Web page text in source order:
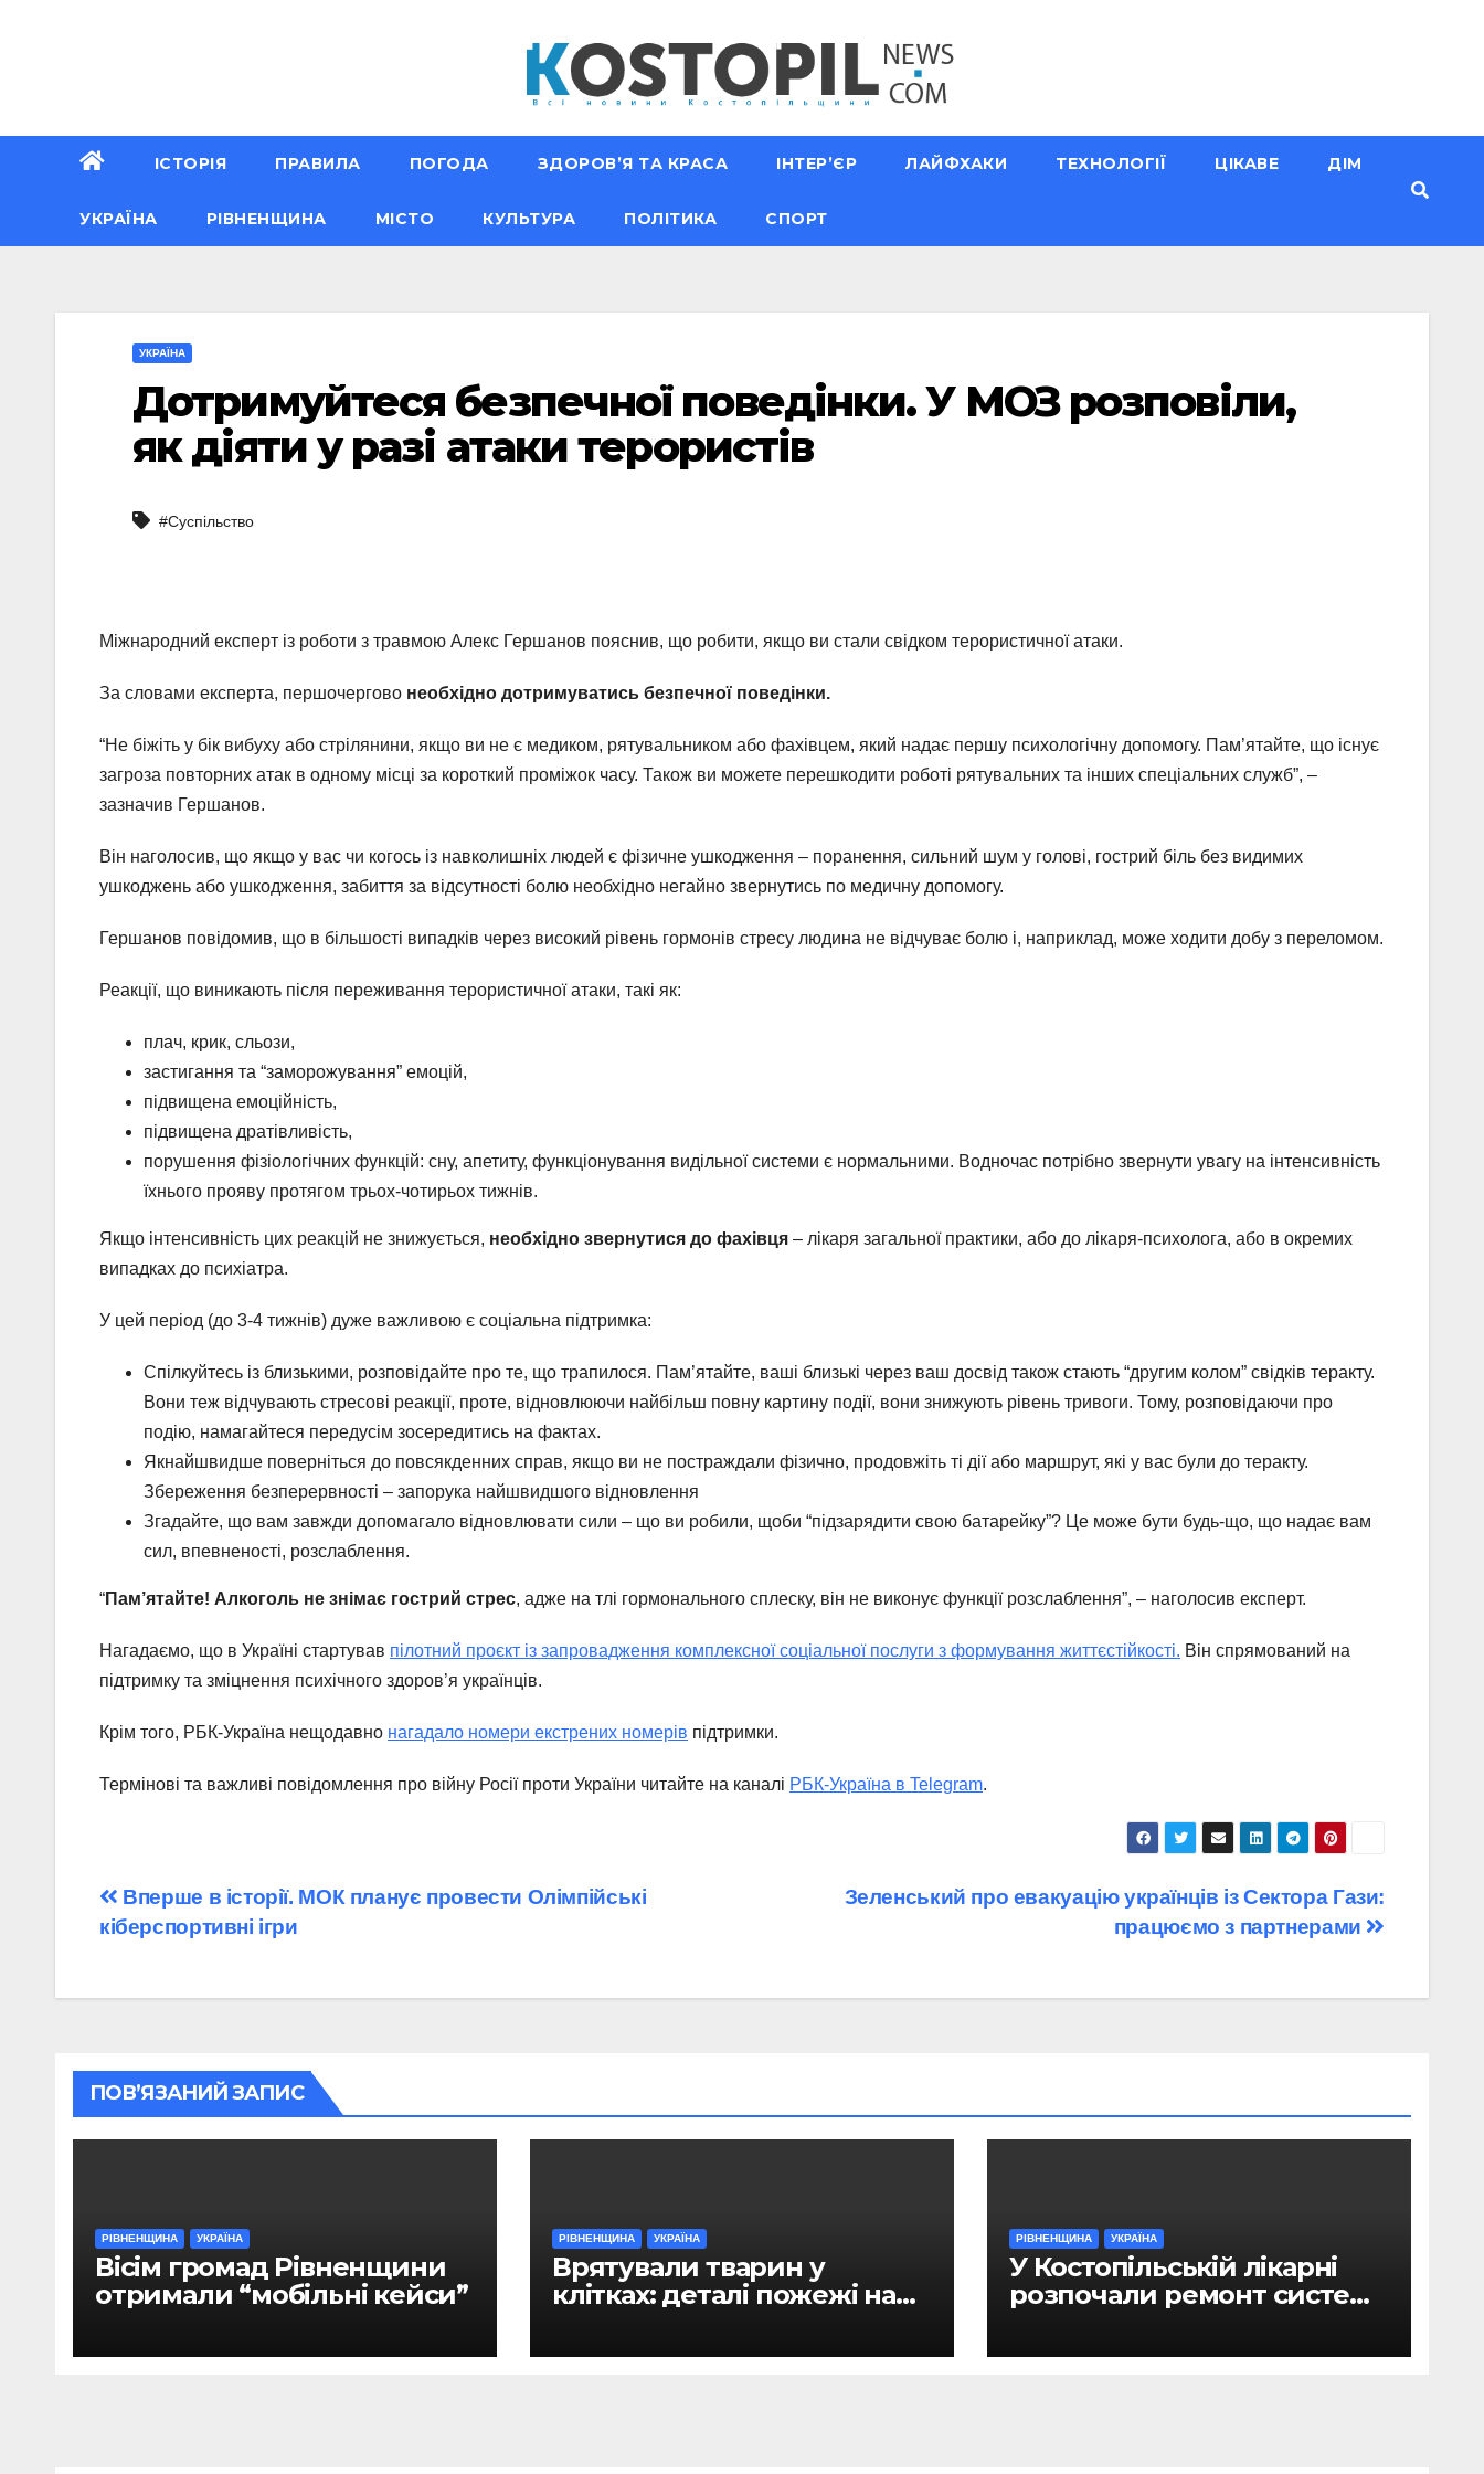
ІСТОРІЯ ПРАВИЛА ПОГОДА ЗДОРОВ’Я ТА КРАСА ІНТЕР’ЄР ЛАЙФХАКИ ТЕХНОЛОГІЇ ЦІКАВЕ ДІМ
УКРАЇНА РІВНЕНЩИНА МІСТО КУЛЬТУРА ПОЛІТИКА СПОРТ
УКРАЇНА
Дотримуйтеся безпечної поведінки. У МОЗ розповіли,
як діяти у разі атаки терористів
#Суспільство
Міжнародний експерт із роботи з травмою Алекс Гершанов пояснив, що робити, якщо ви стали свідком терористичної атаки.
За словами експерта, першочергово необхідно дотримуватись безпечної поведінки.
“Не біжіть у бік вибуху або стрілянини, якщо ви не є медиком, рятувальником або фахівцем, який надає першу психологічну допомогу. Пам’ятайте, що існує
загроза повторних атак в одному місці за короткий проміжок часу. Також ви можете перешкодити роботі рятувальних та інших спеціальних служб”, –
зазначив Гершанов.
Він наголосив, що якщо у вас чи когось із навколишніх людей є фізичне ушкодження – поранення, сильний шум у голові, гострий біль без видимих
ушкоджень або ушкодження, забиття за відсутності болю необхідно негайно звернутись по медичну допомогу.
Гершанов повідомив, що в більшості випадків через високий рівень гормонів стресу людина не відчуває болю і, наприклад, може ходити добу з переломом.
Реакції, що виникають після переживання терористичної атаки, такі як:
плач, крик, сльози,
застигання та “заморожування” емоцій,
підвищена емоційність,
підвищена дратівливість,
порушення фізіологічних функцій: сну, апетиту, функціонування видільної системи є нормальними. Водночас потрібно звернути увагу на інтенсивність
їхнього прояву протягом трьох-чотирьох тижнів.
Якщо інтенсивність цих реакцій не знижується, необхідно звернутися до фахівця – лікаря загальної практики, або до лікаря-психолога, або в окремих
випадках до психіатра.
У цей період (до 3-4 тижнів) дуже важливою є соціальна підтримка:
Спілкуйтесь із близькими, розповідайте про те, що трапилося. Пам’ятайте, ваші близькі через ваш досвід також стають “другим колом” свідків теракту.
Вони теж відчувають стресові реакції, проте, відновлюючи найбільш повну картину події, вони знижують рівень тривоги. Тому, розповідаючи про
подію, намагайтеся передусім зосередитись на фактах.
Якнайшвидше поверніться до повсякденних справ, якщо ви не постраждали фізично, продовжіть ті дії або маршрут, які у вас були до теракту.
Збереження безперервності – запорука найшвидшого відновлення
Згадайте, що вам завжди допомагало відновлювати сили – що ви робили, щоби “підзарядити свою батарейку”? Це може бути будь-що, що надає вам
сил, впевненості, розслаблення.
“Пам’ятайте! Алкоголь не знімає гострий стрес, адже на тлі гормонального сплеску, він не виконує функції розслаблення”, – наголосив експерт.
Нагадаємо, що в Україні стартував пілотний проєкт із запровадження комплексної соціальної послуги з формування життєстійкості. Він спрямований на
підтримку та зміцнення психічного здоров’я українців.
Крім того, РБК-Україна нещодавно нагадало номери екстрених номерів підтримки.
Термінові та важливі повідомлення про війну Росії проти України читайте на каналі РБК-Україна в Telegram.
Навігація
записів
Зеленський про евакуацію українців із Сектора Гази:
працюємо з партнерами
Вперше в історії. МОК планує провести Олімпійські
кіберспортивні ігри
ПОВ’ЯЗАНИЙ ЗАПИС
РІВНЕНЩИНА УКРАЇНА
Вісім громад Рівненщини
отримали “мобільні кейси”
РІВНЕНЩИНА УКРАЇНА
Врятували тварин у
клітках: деталі пожежі на
РІВНЕНЩИНА УКРАЇНА
У Костопільській лікарні
розпочали ремонт системи